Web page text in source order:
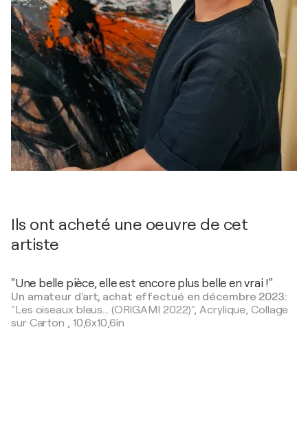
Ils ont acheté une oeuvre de cet
artiste
"Une belle pièce, elle est encore plus belle en vrai !"
Un amateur d'art, achat effectué en décembre 2023:
"Les oiseaux bleus... (ORIGAMI 2022)",Acrylique, Collage
sur Carton , 10,6x10,6in